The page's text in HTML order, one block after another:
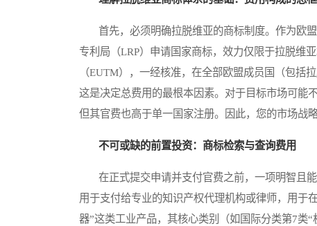
首先，必须明确拉脱维亚的商标制度。作为欧盟
专利局（LRP）申请国家商标，效力仅限于拉脱维
（EUTM），一经核准，在全部欧盟成员国（包括
这是决定总费用的最根本因素。对于目标市场可能
但其官费也高于单一国家注册。因此，您的市场战
不可或缺的前置投资：商标检索与查询费用
在正式提交申请并支付官费之前，一项明智且能
用于支付给专业的知识产权代理机构或律师，用于
器”这类工业产品，其核心类别（如国际分类第7类